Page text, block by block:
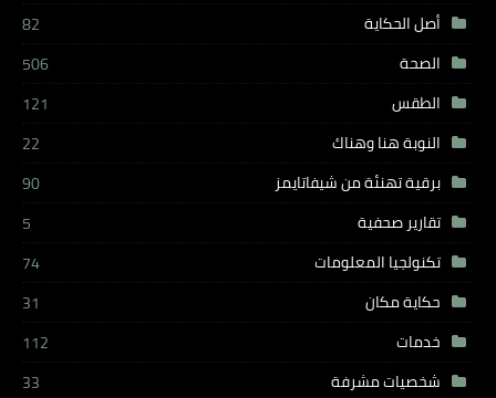
أصل الحكاية
82
الصحة
506
الطقس
121
النوبة هنا وهناك
22
برقية تهنئة من شيفاتايمز
90
تقارير صحفية
5
تكنولجيا المعلومات
74
حكاية مكان
31
خدمات
112
شخصيات مشرفة
33